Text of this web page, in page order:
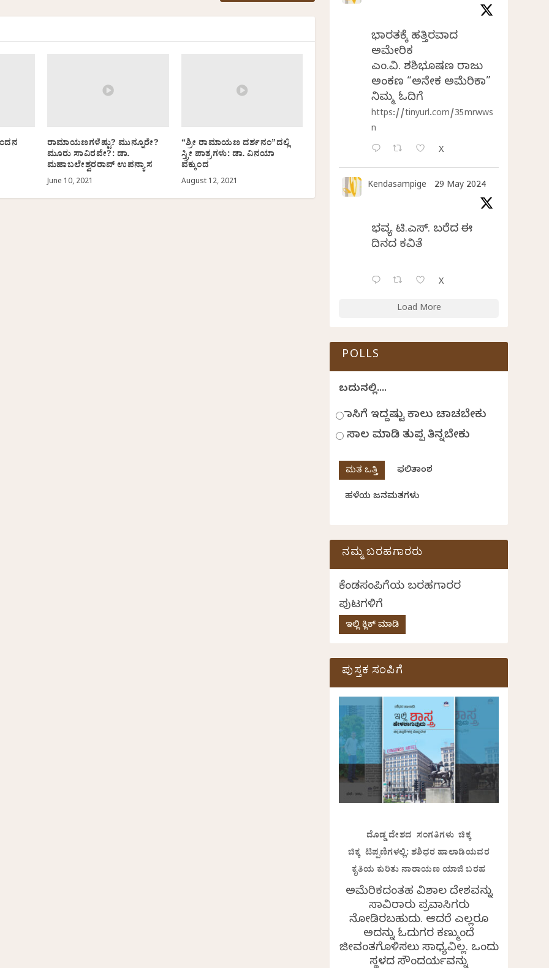
ರಾಮಾಯಣಗಳೆಷ್ಟು? ಮುನ್ನೂರೇ?
ಮೂರು ಸಾವಿರವೇ?: ಡಾ.
ಮಹಾಬಲೇಶ್ವರರಾವ್‌ ಉಪನ್ಯಾಸ
June 10, 2021
“ಶ್ರೀ ರಾಮಾಯಣ ದರ್ಶನಂ”ದಲ್ಲಿ
ಸ್ತ್ರೀ ಪಾತ್ರಗಳು: ಡಾ. ವಿನಯಾ
ವಕ್ಕುಂದ
August 12, 2021
ಭಾರತಕ್ಕೆ ಹತ್ತಿರವಾದ
ಅಮೇರಿಕ
ಎಂ.ವಿ. ಶಶಿಭೂಷಣ ರಾಜು
ಅಂಕಣ “ಅನೇಕ ಅಮೆರಿಕಾ”
ನಿಮ್ಮ ಓದಿಗೆ
https://tinyurl.com/35mrwws
n
X
Kendasampige 29 May 2024
ಭವ್ಯ ಟಿ.ಎಸ್. ಬರೆದ ಈ
ದಿನದ ಕವಿತೆ
X
Load More
POLLS
ಬದುಕಿನಲ್ಲಿ....
ಹಾಸಿಗೆ ಇದ್ದಷ್ಟು ಕಾಲು ಚಾಚಬೇಕು
ಸಾಲ ಮಾಡಿ ತುಪ್ಪ ತಿನ್ನಬೇಕು
ಫಲಿತಾಂಶ
ಹಳೆಯ ಜನಮತಗಳು
ನಮ್ಮ ಬರಹಗಾರರು
ಕೆಂಡಸಂಪಿಗೆಯ ಬರಹಗಾರರ
ಪುಟಗಳಿಗೆ
ಇಲ್ಲಿ ಕ್ಲಿಕ್ ಮಾಡಿ
ಪುಸ್ತಕ ಸಂಪಿಗೆ
ದೊಡ್ಡ ದೇಶದ ಸಂಗತಿಗಳು ಚಿಕ್ಕ
ಚಿಕ್ಕ ಟಿಪ್ಪಣಿಗಳಲ್ಲಿ: ಶಶಿಧರ ಹಾಲಾಡಿಯವರ
ಕೃತಿಯ ಕುರಿತು ನಾರಾಯಣ ಯಾಜಿ ಬರಹ
ಅಮೆರಿಕದಂತಹ ವಿಶಾಲ ದೇಶವನ್ನು
ಸಾವಿರಾರು ಪ್ರವಾಸಿಗರು
ನೋಡಿರಬಹುದು. ಆದರೆ ಎಲ್ಲರೂ
ಅದನ್ನು ಓದುಗರ ಕಣ್ಮುಂದೆ
ಜೀವಂತಗೊಳಿಸಲು ಸಾಧ್ಯವಿಲ್ಲ. ಒಂದು
ಸ್ಥಳದ ಸೌಂದರ್ಯವನ್ನು